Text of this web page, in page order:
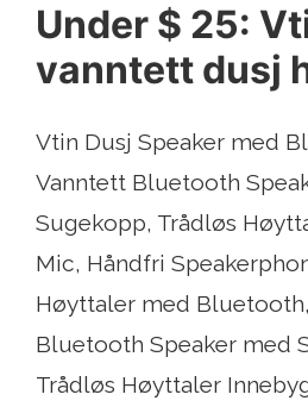
Under $ 25:
vanntett dusj
Vtin Dusj Speaker med
Vanntett Bluetooth
Sugekopp, Trådløs
Mic, Håndfri
Høyttaler med
Bluetooth Speaker med
Trådløs Høyttaler